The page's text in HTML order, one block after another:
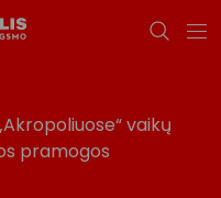
vaikų
pramogos